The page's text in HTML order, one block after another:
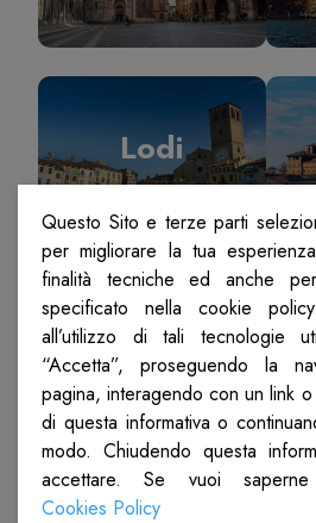
Lodi
Milano
Sondrio
Questo Sito e terze parti
per migliorare la tua
finalità tecniche ed anche
specificato nella cookie
all’utilizzo di tali tecnologie
“Accetta”, proseguendo la
pagina, interagendo con un link
di questa informativa o
modo. Chiudendo questa
accettare. Se vuoi
Cookies Policy